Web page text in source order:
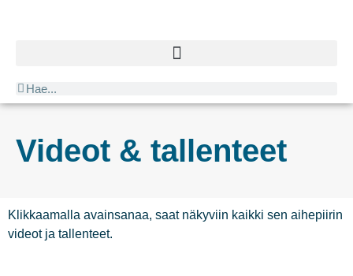
Videot & tallenteet
Klikkaamalla avainsanaa, saat näkyviin kaikki sen aihepiirin
videot ja tallenteet.